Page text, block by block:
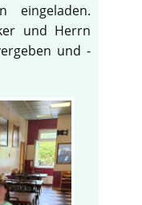
eingeladen.
und Herrn
und -